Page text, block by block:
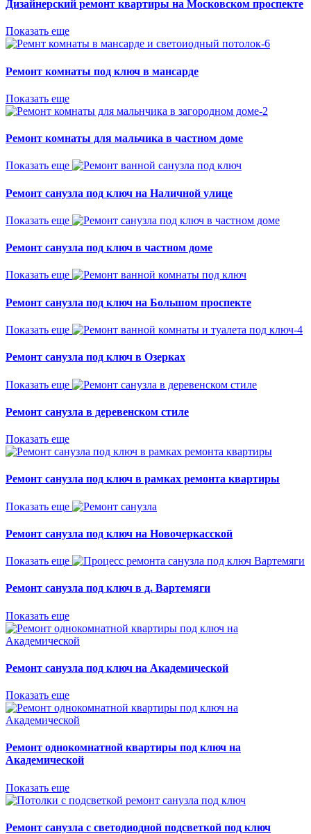
Дизайнерский ремонт квартиры на Московском проспекте
Показать еще
Ремонт комнаты под ключ в мансарде
Показать еще
Ремонт комнаты для мальчика в частном доме
Показать еще
Ремонт санузла под ключ на Наличной улице
Показать еще
Ремонт санузла под ключ в частном доме
Показать еще
Ремонт санузла под ключ на Большом проспекте
Показать еще
Ремонт санузла под ключ в Озерках
Показать еще
Ремонт санузла в деревенском стиле
Показать еще
Ремонт санузла под ключ в рамках ремонта квартиры
Показать еще
Ремонт санузла под ключ на Новочеркасской
Показать еще
Ремонт санузла под ключ в д. Вартемяги
Показать еще
Ремонт санузла под ключ на Академической
Показать еще
Ремонт однокомнатной квартиры под ключ на
Академической
Показать еще
Ремонт санузла с светодиодной подсветкой под ключ